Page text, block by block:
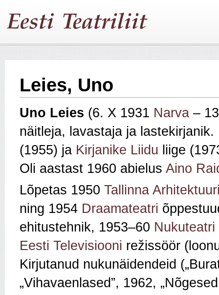
Leies, Uno
Uno Leies (6. X 1931 Narva –
näitleja, lavastaja ja lastekirjanik.
(1955) ja Kirjanike Liidu liige
Oli aastast 1960 abielus Aino
Lõpetas 1950 Tallinna
ning 1954 Draamateatri
ehitustehnik, 1953–60 Nukuteatri
Eesti Televisiooni režissöör
Kirjutanud nukunäidendeid
„Vihavaenlased”, 1962,